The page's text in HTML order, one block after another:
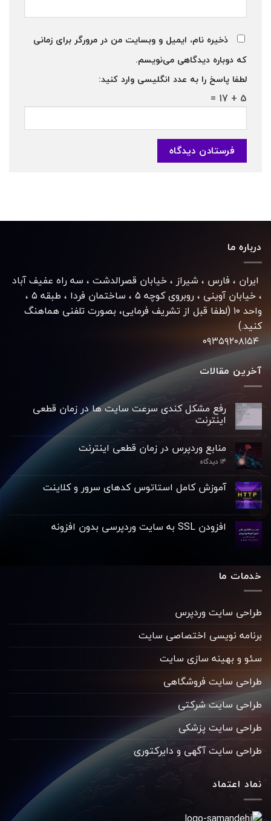
ذخیره نام، ایمیل و وبسایت من در مرورگر برای زمانی
که دوباره دیدگاهی می‌نویسم.
لطفا پاسخ را به عدد انگلیسی وارد کنید:
5 + 17 =
درباره ما
ایران ، فارس ، شیراز ، خیابان قصرالدشت ، سه راه عفیف آباد
، خیابان آوینی ، روبروی کوچه ۵ ، ساختمان فردا ، طبقه ۵ ،
واحد ۱۰ (لطفا قبل از تشریف فرمایی، بصورت تلفنی هماهنگ
کنید.)
۰۹۳۵۹۲۰۸۱۵۴
آخرین مقالات
رفع مشکل کندی سرعت سایت ها در زمان قطعی
اینترنت
منابع وردپرس در زمان قطعی اینترنت
۱۴ دیدگاه
آموزش کامل استاتوس کدهای سرور و کلاینت
افزودن SSL به سایت وردپرسی بدون افزونه
خدمات ما
طراحی سایت وردپرس
برنامه نویسی اختصاصی سایت
سئو و بهینه سازی سایت
طراحی سایت فروشگاهی
طراحی سایت شرکتی
طراحی سایت پزشکی
طراحی سایت آگهی و دایرکتوری
نماد اعتماد